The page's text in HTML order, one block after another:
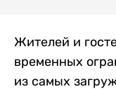
Жителей и
временных
из самых